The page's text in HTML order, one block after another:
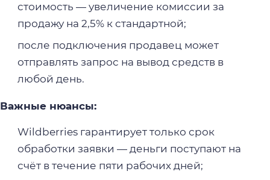
стоимость — увеличение комиссии за
продажу на 2,5% к стандартной;
после подключения продавец может
отправлять запрос на вывод средств в
любой день.
Важные нюансы:
Wildberries гарантирует только срок
обработки заявки — деньги поступают на
счёт в течение пяти рабочих дней;